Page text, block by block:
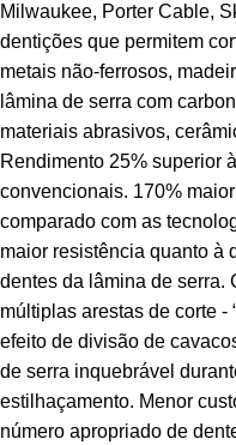
Milwaukee, Porter Cable,
dentições que permitem
metais não-ferrosos,
lâmina de serra com
materiais abrasivos,
Rendimento 25% superior
convencionais. 170%
comparado com as
maior resistência quanto à
dentes da lâmina de serra.
múltiplas arestas de corte -
efeito de divisão de
de serra inquebrável
estilhaçamento. Menor
número apropriado de